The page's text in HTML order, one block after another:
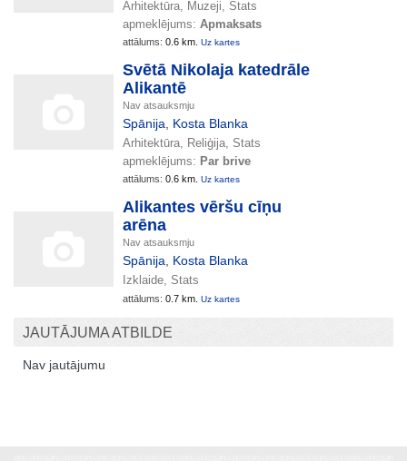
Arhitektūra, Muzeji, Stats
apmeklējums: Apmaksats
attālums: 0.6 km. Uz kartes
Svētā Nikolaja katedrāle
Alikantē
Nav atsauksmju
Spānija Kosta Blanka
Arhitektūra, Reliģija, Stats
apmeklējums: Par brive
attālums: 0.6 km. Uz kartes
Alikantes vēršu cīņu
arēna
Nav atsauksmju
Spānija Kosta Blanka
Izklaide, Stats
attālums: 0.7 km. Uz kartes
JAUTĀJUMA ATBILDE
Nav jautājumu